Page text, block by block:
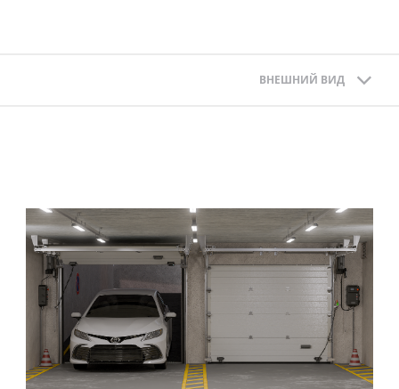
ВНЕШНИЙ ВИД